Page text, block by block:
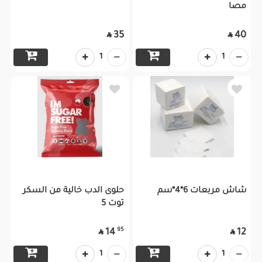
مصا
40

1
35

1
شاش مربعات 6*4*سم
12

1
حلوى الدب خالية من السكر
توت 5
95
14

1